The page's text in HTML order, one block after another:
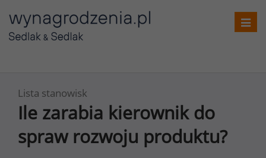
Lista stanowisk
Ile zarabia kierownik do
spraw rozwoju produktu?